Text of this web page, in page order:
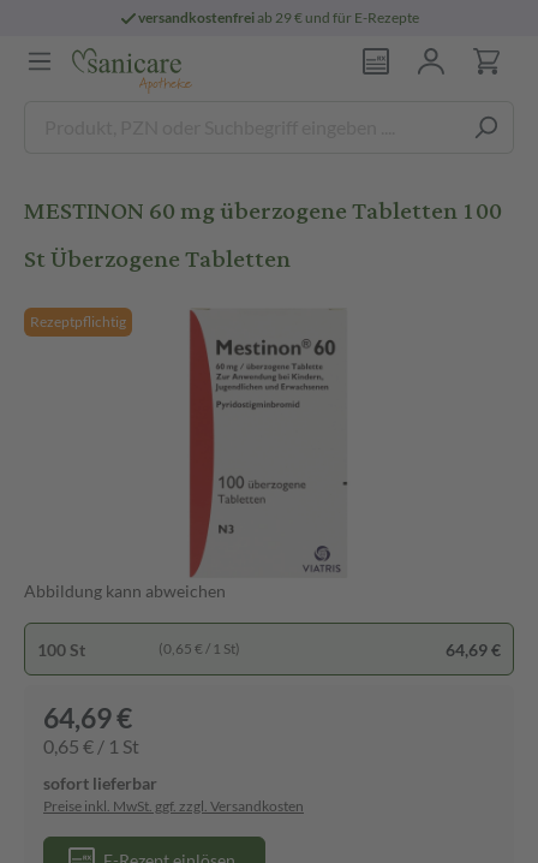
versandkostenfreiab 29 € und für E-Rezepte
MESTINON 60 mg überzogene Tabletten 100
St Überzogene Tabletten
Rezeptpflichtig
Abbildung kann abweichen
100 St (0,65 € / 1 St) 64,69 €
64,69 €
0,65 € / 1 St
sofort lieferbar
Preise inkl. MwSt. ggf. zzgl. Versandkosten